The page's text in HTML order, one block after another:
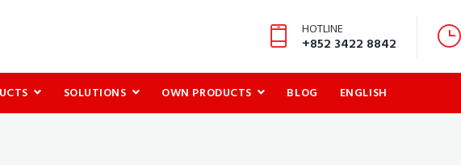
HOTLINE
+852 3422 8842
SOLUTIONS OWN PRODUCTS BLOG ENGLISH